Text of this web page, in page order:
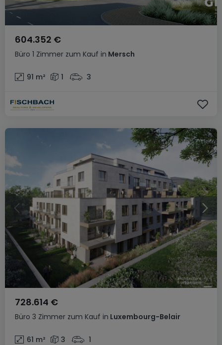
Büro 1 Zimmer zum Kauf in Mersch
604.352 €
91 m² 1 3
Büro 3 Zimmer zum Kauf in Luxembourg-Belair
728.614 €
61 m² 3 1